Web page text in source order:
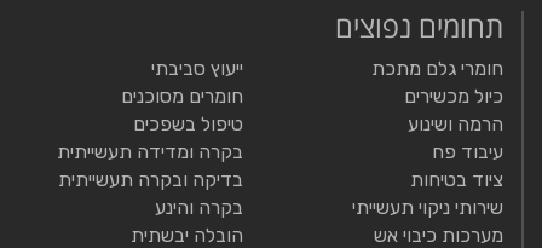
תחומים נפוצים
חומרי גלם מתכת
כיול מכשירים
הרמה ושינוע
עיבוד פח
ציוד בטיחות
שירותי ניקוי תעשייתי
מערכות כיבוי אש
ייעוץ סביבתי
חומרים מסוכנים
טיפול בשפכים
בקרה ומדידה תעשייתית
בדיקה ובקרה תעשייתית
בקרה והינע
הובלה יבשתית